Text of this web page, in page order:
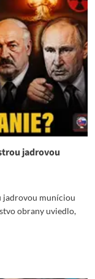
jadrovou
jadrovou muníciou
obrany uviedlo,